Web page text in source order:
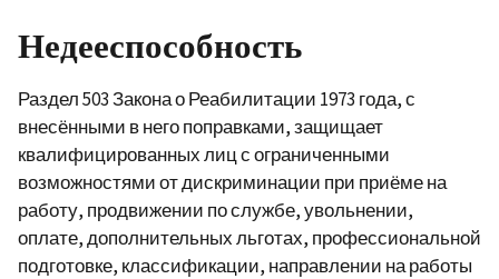
Недееспособность
Раздел 503 Закона о Реабилитации 1973 года, с
внесёнными в него поправками, защищает
квалифицированных лиц с ограниченными
возможностями от дискриминации при приёме на
работу, продвижении по службе, увольнении,
оплате, дополнительных льготах, профессиональной
подготовке, классификации, направлении на работы